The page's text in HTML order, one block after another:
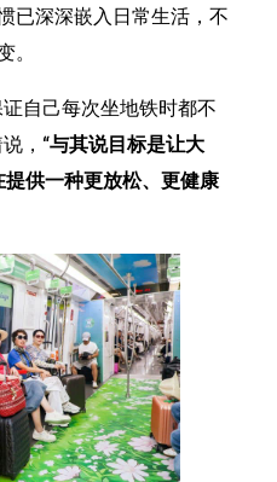
已深深嵌入日常生活，不
自己每次坐地铁时都不
，“与其说目标是让大
提供一种更放松、更健康